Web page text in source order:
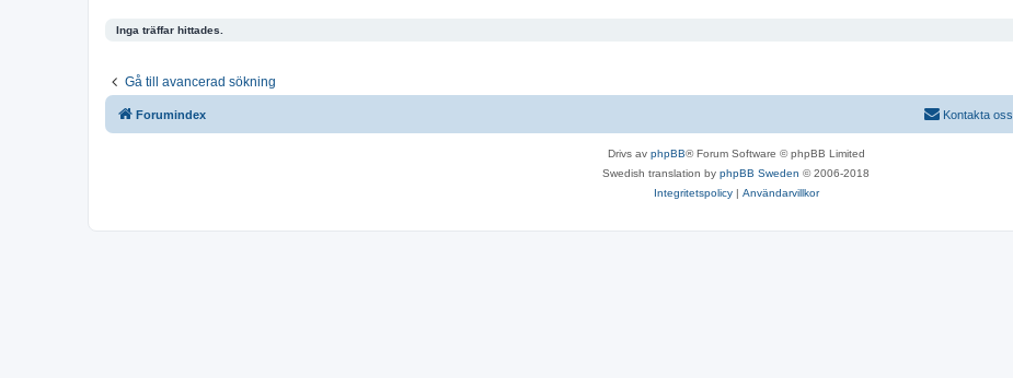
Inga träffar hittades.
Gå till avancerad sökning
Forumindex Kontakta oss
Drivs av phpBB® Forum Software © phpBB Limited
Swedish translation by phpBB Sweden © 2006-2018
Integritetspolicy| Användarvillkor